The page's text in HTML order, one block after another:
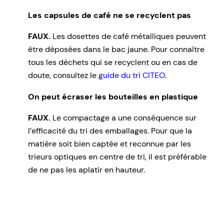
Les capsules de café ne se recyclent pas
FAUX. Les dosettes de café métalliques peuvent
être déposées dans le bac jaune. Pour connaître
tous les déchets qui se recyclent ou en cas de
doute, consultez leguide du tri CITEO.
On peut écraser les bouteilles en plastique
FAUX. Le compactage a une conséquence sur
l’efficacité du tri des emballages. Pour que la
matière soit bien captée et reconnue par les
trieurs optiques en centre de tri, il est préférable
de ne pas les aplatir en hauteur.